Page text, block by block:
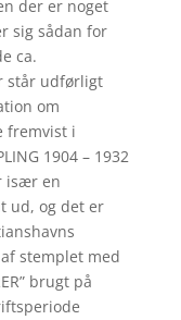
der er noget
sig sådan for
ca.
står udførligt
om
fremvist i
1904 – 1932
især en
ud, og det er
stemplet med
brugt på